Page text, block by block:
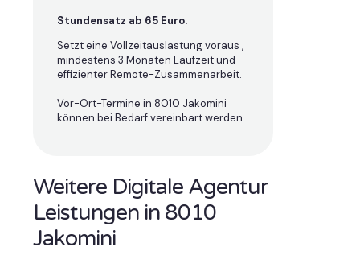
Stundensatz ab 65 Euro.
Setzt eine Vollzeitauslastung voraus ,
mindestens 3 Monaten Laufzeit und
effizienter Remote-Zusammenarbeit.
Vor-Ort-Termine in 8010 Jakomini
können bei Bedarf vereinbart werden.
Weitere Digitale Agentur
Leistungen in 8010
Jakomini